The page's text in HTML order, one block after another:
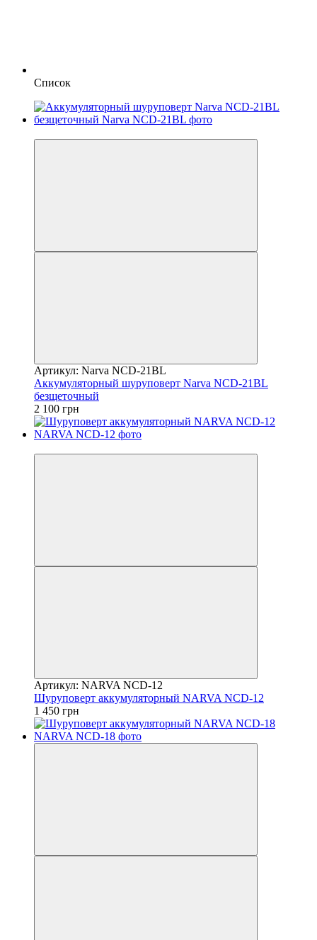
Список
Артикул: Narva NCD-21BL
Аккумуляторный шуруповерт Narva NCD-21BL
безщеточный
2 100 грн
Артикул: NARVA NCD-12
Шуруповерт аккумуляторный NARVA NCD-12
1 450 грн